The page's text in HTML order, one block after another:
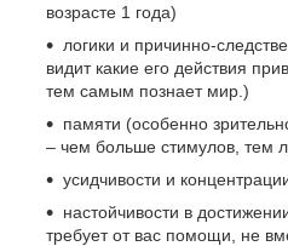
возрасте 1 года)
логики и причинно-
видит какие его действия
тем самым познает мир.)
памяти (особенно
– чем больше стимулов, тем
усидчивости и
настойчивости в
требует от вас помощи, не